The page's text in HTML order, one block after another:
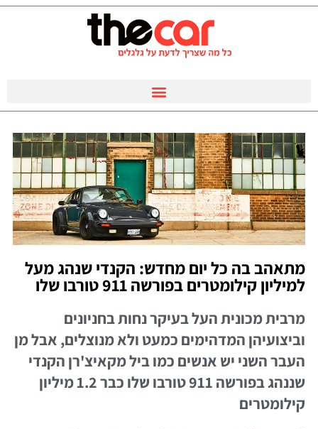
מתאהב בה כל יום מחדש: הקנדי שנהג מעל
למיליון קילומטרים בפורשה 911 טורבו שלו
מרבית מכונית העל בעיקר נחות בחניונים
וביצועיהן המדהימים כמעט ולא מנוצלים, אבל מן
העבר השני יש אנשים כמו ביל מקאיצ'רן הקנדי
שננהג בפורשה 911 טורבו שלו כבר 1.2 מיליון
קילומטרים